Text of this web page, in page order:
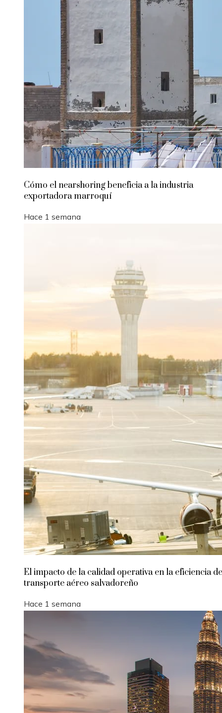
Cómo el nearshoring beneficia a la industria
exportadora marroquí
Hace 1 semana
El impacto de la calidad operativa en la eficiencia
transporte aéreo salvadoreño
Hace 1 semana